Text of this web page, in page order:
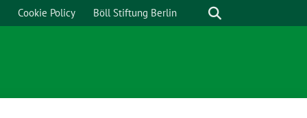
Cookie Policy Böll Stiftung Berlin